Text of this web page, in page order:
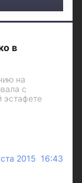
в
на
с
2015 16:43